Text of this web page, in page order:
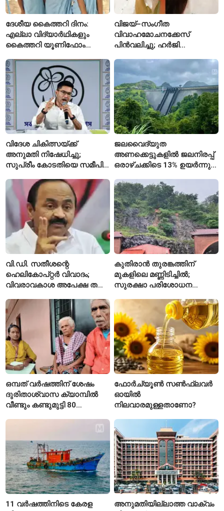
ദേശീയ കൈത്തറി ദിനം:
എല്ലാ വിദ്യാർഥികളും
കൈത്തറി യൂണിഫോം
സ്കൂൾ വേറിട്ട മാതൃക
വിജയ്–സംഗീത
വിവാഹമോചനക്കേസ്
പിൻവലിച്ചു; ഹർജി
അവസാനിപ്പിച്ച് കോടതി
വിദേശ ചികിത്സയ്ക്ക്
അനുമതി നിഷേധിച്ചു;
സുപ്രീം കോടതിയെ സമീപിച്ച്
ജലവൈദ്യുത
അണക്കെട്ടുകളിൽ ജലനിരപ്പ്
ഒരാഴ്ചക്കിടെ 13% ഉയർന്നു;
ഇപ്പോഴും കുറവ്
വി.ഡി. സതീശന്റെ
ഹെലികോപ്റ്റർ വിവാദം;
വിവരാവകാശ അപേക്ഷ തള്ളി
കുതിരാൻ തുരങ്കത്തിന്
മുകളിലെ മണ്ണിടിച്ചിൽ;
സുരക്ഷാ പരിശോധന
ഒമ്പത് വർഷത്തിന് ശേഷം
ദുരിതാശ്വാസ ക്യാമ്പിൽ
വീണ്ടും കണ്ടുമുട്ടി 80
ഫോർച്യൂൺ സൺഫ്ലവർ
ഓയിൽ
നിലവാരമുള്ളതാണോ?
11 വർഷത്തിനിടെ കേരള
അനുമതിയില്ലാത്ത വാക്വം